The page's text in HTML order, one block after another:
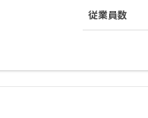
従業員数